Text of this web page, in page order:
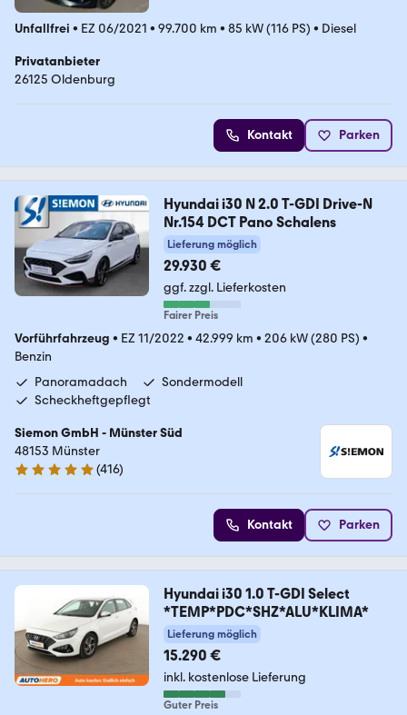
Unfallfrei • EZ 06/2021 • 99.700 km • 85 kW (116 PS) • Diesel
Privatanbieter
26125 Oldenburg
Kontakt Parken
Hyundai i30 N 2.0 T-GDI Drive-N
Nr.154 DCT Pano Schalens
Lieferung möglich
29.930 €
ggf. zzgl. Lieferkosten
Fairer Preis
Vorführfahrzeug • EZ 11/2022 • 42.999 km • 206 kW (280 PS) •
Benzin
Panoramadach
Sondermodell
Scheckheftgepflegt
Siemon GmbH - Münster Süd
48153 Münster
4.8 Sterne
(416)
Kontakt Parken
Hyundai i30 1.0 T-GDI Select
*TEMP*PDC*SHZ*ALU*KLIMA*
Lieferung möglich
15.290 €
inkl. kostenlose Lieferung
Guter Preis